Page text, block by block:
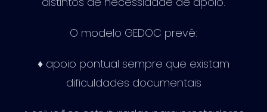
O modelo GEDOC prevê:
♦ apoio pontual sempre que existam
dificuldades documentais